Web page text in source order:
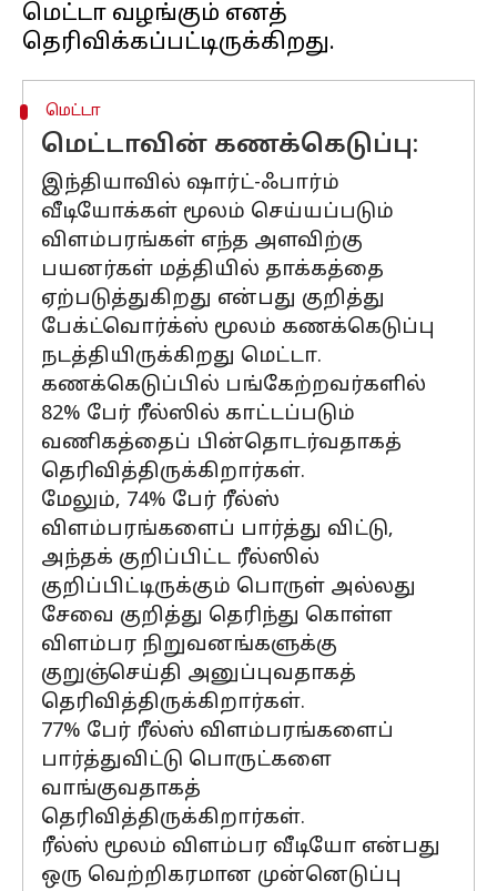
மெட்டா வழங்கும் எனத்
மெட்டா
மெட்டாவின் கணக்கெடுப்பு:
இந்தியாவில் ஷார்ட்-ஃபார்ம்
வீடியோக்கள் மூலம் செய்யப்படும்
விளம்பரங்கள் எந்த அளவிற்கு
பயனர்கள் மத்தியில் தாக்கத்தை
ஏற்படுத்துகிறது என்பது குறித்து
பேக்ட்வொர்க்ஸ் மூலம் கணக்கெடுப்பு
நடத்தியிருக்கிறது மெட்டா.
கணக்கெடுப்பில் பங்கேற்றவர்களில்
82% பேர் ரீல்ஸில் காட்டப்படும்
வணிகத்தைப் பின்தொடர்வதாகத்
தெரிவித்திருக்கிறார்கள்.
மேலும், 74% பேர் ரீல்ஸ்
விளம்பரங்களைப் பார்த்து விட்டு,
அந்தக் குறிப்பிட்ட ரீல்ஸில்
குறிப்பிட்டிருக்கும் பொருள் அல்லது
சேவை குறித்து தெரிந்து கொள்ள
விளம்பர நிறுவனங்களுக்கு
குறுஞ்செய்தி அனுப்புவதாகத்
தெரிவித்திருக்கிறார்கள்.
77% பேர் ரீல்ஸ் விளம்பரங்களைப்
பார்த்துவிட்டு பொருட்களை
வாங்குவதாகத்
தெரிவித்திருக்கிறார்கள்.
ரீல்ஸ் மூலம் விளம்பர வீடியோ என்பது
ஒரு வெற்றிகரமான முன்னெடுப்பு